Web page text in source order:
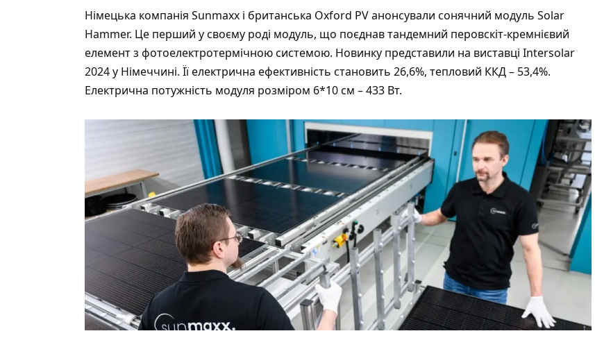
Німецька компанія Sunmaxx і британська Oxford PV анонсували сонячний модуль Solar
Hammer. Це перший у своєму роді модуль, що поєднав тандемний перовскіт-кремнієвий
елемент з фотоелектротермічною системою. Новинку представили на виставці Intersolar
2024 у Німеччині. Її електрична ефективність становить 26,6%, тепловий ККД – 53,4%.
Електрична потужність модуля розміром 6*10 см – 433 Вт.